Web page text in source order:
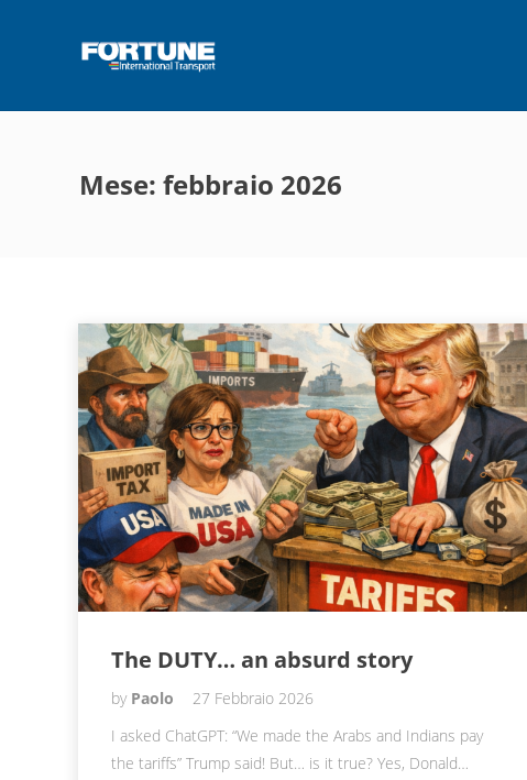
Mese: febbraio 2026
The DUTY… an absurd story
by Paolo
27 Febbraio 2026
I asked ChatGPT: “We made the Arabs and Indians pay
the tariffs” Trump said! But… is it true? Yes, Donald…